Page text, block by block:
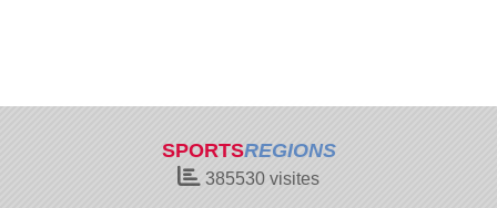
SPORTSREGIONS
385530 visites